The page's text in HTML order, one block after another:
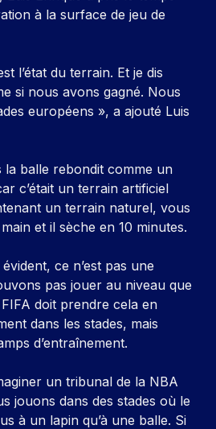
à la surface de jeu de
l’état du terrain. Et je dis
si nous avons gagné. Nous
européens », a ajouté Luis
la balle rebondit comme un
c’était un terrain artificiel
un terrain naturel, vous
et il sèche en 10 minutes.
ce n’est pas une
pas jouer au niveau que
doit prendre cela en
dans les stades, mais
d’entraînement.
un tribunal de la NBA
jouons dans des stades où le
à un lapin qu’à une balle. Si